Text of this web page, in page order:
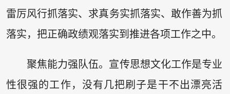
雷厉风行抓落实、求真务实抓落实、敢作善为抓
落实，把正确政绩观落实到推进各项工作之中。
聚焦能力强队伍。宣传思想文化工作是专业
性很强的工作，没有几把刷子是干不出漂亮活